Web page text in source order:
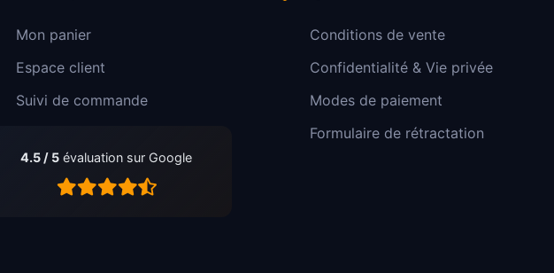
Mon panier
Espace client
Suivi de commande
4.5 / 5 évaluation sur Google
Conditions de vente
Confidentialité & Vie privée
Modes de paiement
Formulaire de rétractation